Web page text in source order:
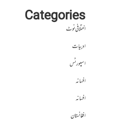
Categories
اختلافی نوٹ
ادبیات
اسپورٹس
افسانہ
افسانہ
افغانستان